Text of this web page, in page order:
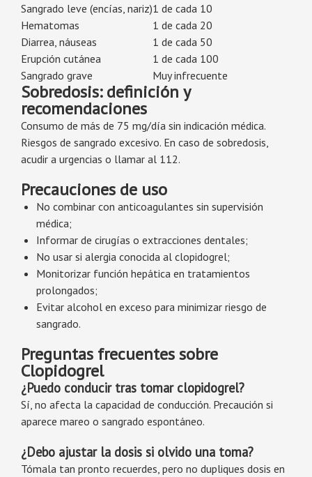
Sangrado leve (encías, nariz)1 de cada 10
Hematomas
1 de cada 20
Diarrea, náuseas
1 de cada 50
Erupción cutánea
1 de cada 100
Sangrado grave
Muy infrecuente
Sobredosis: definición y
recomendaciones
Consumo de más de 75 mg/día sin indicación médica.
Riesgos de sangrado excesivo. En caso de sobredosis,
acudir a urgencias o llamar al 112.
Precauciones de uso
No combinar con anticoagulantes sin supervisión
médica;
Informar de cirugías o extracciones dentales;
No usar si alergia conocida al clopidogrel;
Monitorizar función hepática en tratamientos
prolongados;
Evitar alcohol en exceso para minimizar riesgo de
sangrado.
Preguntas frecuentes sobre
Clopidogrel
¿Puedo conducir tras tomar clopidogrel?
Sí, no afecta la capacidad de conducción. Precaución si
aparece mareo o sangrado espontáneo.
¿Debo ajustar la dosis si olvido una toma?
Tómala tan pronto recuerdes, pero no dupliques dosis en